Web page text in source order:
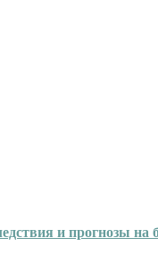
и прогнозы на